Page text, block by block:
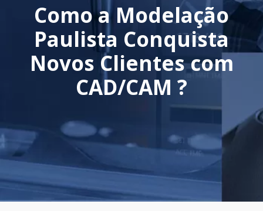
Como a Modelação
Paulista Conquista
Novos Clientes com
CAD/CAM ?